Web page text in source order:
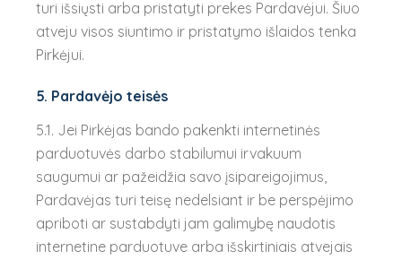
turi išsiųsti arba pristatyti prekes Pardavėjui. Šiuo
atveju visos siuntimo ir pristatymo išlaidos tenka
Pirkėjui.
5. Pardavėjo teisės
5.1. Jei Pirkėjas bando pakenkti internetinės
parduotuvės darbo stabilumui irvakuum
saugumui ar pažeidžia savo įsipareigojimus,
Pardavėjas turi teisę nedelsiant ir be perspėjimo
apriboti ar sustabdyti jam galimybę naudotis
internetine parduotuve arba išskirtiniais atvejais